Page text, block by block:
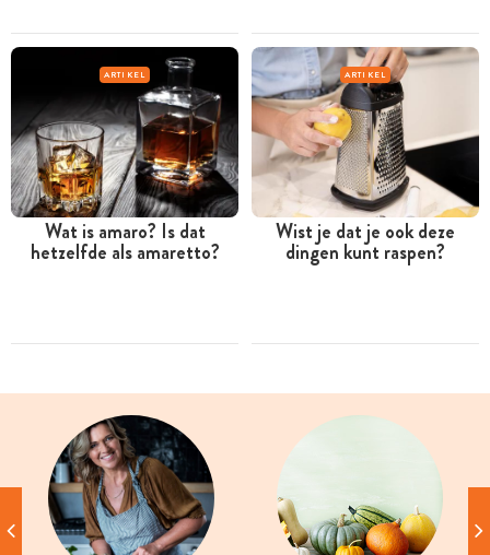
ARTIKEL
Wat is amaro? Is dat
hetzelfde als amaretto?
ARTIKEL
Wist je dat je ook deze
dingen kunt raspen?